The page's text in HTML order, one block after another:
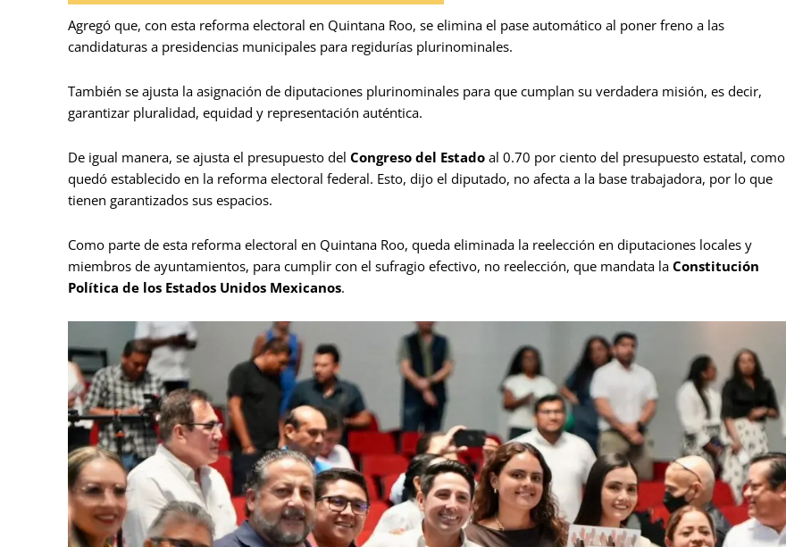
Agregó que, con esta reforma electoral en Quintana Roo, se elimina el pase automático al poner freno a las
candidaturas a presidencias municipales para regidurías plurinominales.
También se ajusta la asignación de diputaciones plurinominales para que cumplan su verdadera misión, es decir,
garantizar pluralidad, equidad y representación auténtica.
De igual manera, se ajusta el presupuesto del Congreso del Estado al 0.70 por ciento del presupuesto estatal, como
quedó establecido en la reforma electoral federal. Esto, dijo el diputado, no afecta a la base trabajadora, por lo que
tienen garantizados sus espacios.
Como parte de esta reforma electoral en Quintana Roo, queda eliminada la reelección en diputaciones locales y
miembros de ayuntamientos, para cumplir con el sufragio efectivo, no reelección, que mandata la Constitución
Política de los Estados Unidos Mexicanos.